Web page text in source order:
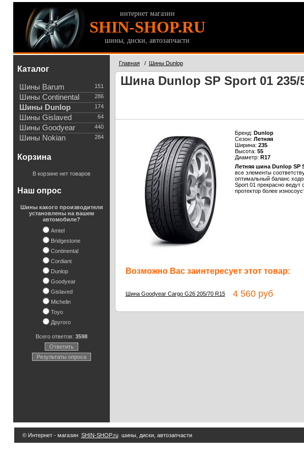
интернет магазин
SHIN-SHOP.RU
шины, диски, автозапчасти
Каталог
151
Шины Barum
286
Шины Continental
174
Шины Dunlop
64
Шины Gislaved
440
Шины Goodyear
284
Шины Nokian
Корзина
В корзине нет товаров
Наш опрос
Шины какого производителя
установлены на вашем
автомобиле?
Amtel
Bridgestone
Continental
Cordiant
Dunlop
Goodyear
Gislaved
Michelin
Toyo
Другого
Всего ответов: 3598
Ответить
Результаты опроса
Главная/ Шины Dunlop
Шина Dunlop SP Sport 01 235/
Бренд: Dunlop
Сезон: Летняя
Ширина: 235
Высота: 55
Диаметр: R17
Летняя шина Dunlop SP
все элементы
оптимальный баланс
Sport 01 прекрасно ведут
протектор более
Возможно Вас заинтересует этот товар:
Шина Goodyear Cargo G26 205/70 R154 560 руб
© Интернет - магазин SHIN-SHOP.ruшины, диски, автозапчасти